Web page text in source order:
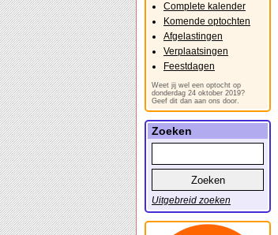
Complete kalender
Komende optochten
Afgelastingen
Verplaatsingen
Feestdagen
Weet jij wel een optocht op
donderdag 24 oktober 2019?
Geef dit dan aan ons door.
Zoeken
Uitgebreid zoeken